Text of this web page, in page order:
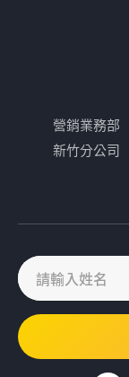
營銷業務部
新竹分公司